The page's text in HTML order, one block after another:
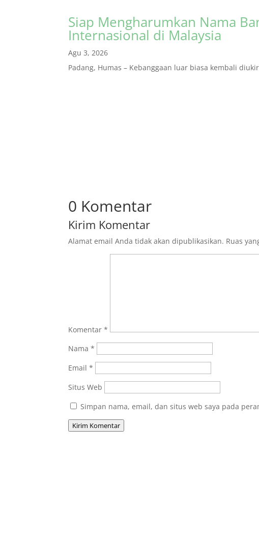
Siap Mengharumkan Nama
Internasional di Malaysia
Agu 3, 2026
Padang, Humas – Kebanggaan luar biasa kembali
0 Komentar
Kirim Komentar
Alamat email Anda tidak akan dipublikasikan. Ruas
Komentar*
Nama*
Email*
Situs Web
Simpan nama, email, dan situs web saya pada
Kirim Komentar